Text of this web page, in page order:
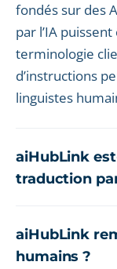
fondés sur des
par l’IA
terminologie
d’instructions
linguistes
aiHubLink
traduction
aiHubLink
humains ?